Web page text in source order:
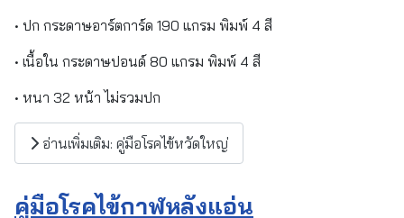
• ปก กระดาษอาร์ตการ์ด 190 แกรม พิมพ์ 4 สี
• เนื้อใน กระดาษปอนด์ 80 แกรม พิมพ์ 4 สี
• หนา 32 หน้า ไม่รวมปก
อ่านเพิ่มเติม: คู่มือโรคไข้หวัดใหญ่
คู่มือโรคไข้กาฬหลังแอ่น